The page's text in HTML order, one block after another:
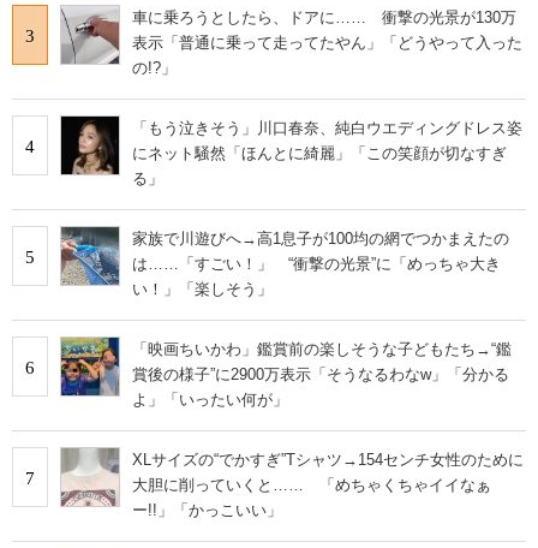
3
車に乗ろうとしたら、ドアに…… 衝撃の光景が130万
表示「普通に乗って走ってたやん」「どうやって入った
の!?」
4
「もう泣きそう」川口春奈、純白ウエディングドレス姿
にネット騒然「ほんとに綺麗」「この笑顔が切なすぎ
る」
5
家族で川遊びへ→高1息子が100均の網でつかまえたの
は……「すごい！」 “衝撃の光景”に「めっちゃ大き
い！」「楽しそう」
6
「映画ちいかわ」鑑賞前の楽しそうな子どもたち→“鑑
賞後の様子”に2900万表示「そうなるわなw」「分かる
よ」「いったい何が」
7
XLサイズの“でかすぎ”Tシャツ→154センチ女性のために
大胆に削っていくと…… 「めちゃくちゃイイなぁ
ー!!」「かっこいい」